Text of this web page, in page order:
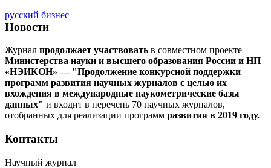
русский бизнес
Новости
Журнал продолжает участвовать в совместном проекте
Министерства науки и высшего образования России и НП
«НЭИКОН» — "Продолжение конкурсной поддержки
программ развития научных журналов с целью их
вхождения в международные наукометрические базы
данных" и входит в перечень 70 научных журналов,
отобранных для реализации программ развития в 2019 году.
Контакты
Научный журнал